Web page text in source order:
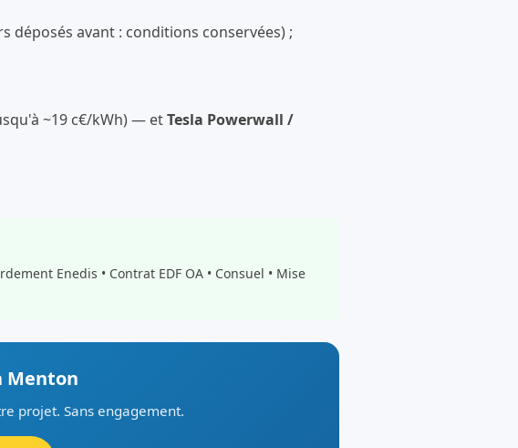
déposés avant : conditions conservées) ;
~19 c€/kWh) — etTesla Powerwall /
Enedis • Contrat EDF OA • Consuel • Mise
Menton
projet. Sans engagement.